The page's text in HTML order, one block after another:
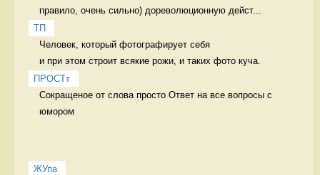
правило, очень сильно) дореволюционную дейст...
ТП
Человек, который фотографирует себя
и при этом строит всякие рожи, и таких фото куча.
ПРОСТт
Сокращеное от слова просто Ответ на все вопросы с
юмором
ЖУпа